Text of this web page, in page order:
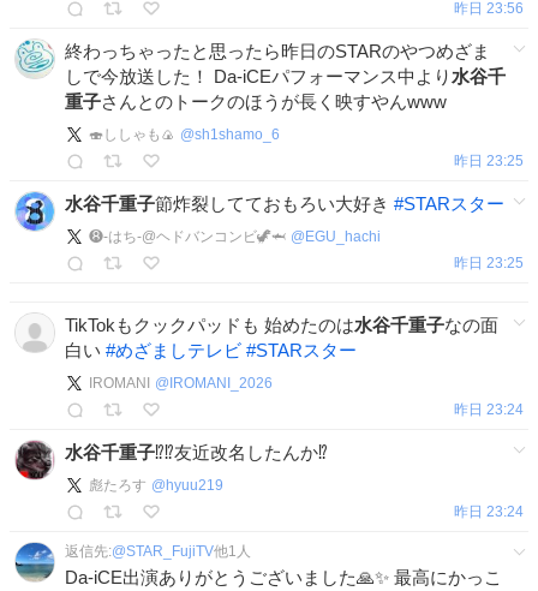
昨日 23:56
終わっちゃったと思ったら昨日のSTARのやつめざま
しで今放送した！ Da-iCEパフォーマンス中より 水谷千
重子さんとのトークのほうが長く映すやんwww
🍣ししゃも🍙 @sh1shamo_6
昨日 23:25
水谷千重子節炸裂してておもろい大好き #STARスター
❽-はち-@ヘドバンコンビ🦖🦈 @ EGU_hachi
昨日 23:25
TikTokもクックパッドも 始めたのは水谷千重子なの面
白い #めざましテレビ #STARスター
IROMANI @ IROMANI_2026
昨日 23:24
水谷千重子⁉️⁉️友近改名したんか⁉️
彪たろす @ hyuu219
昨日 23:24
返信先:@STAR_FujiTV他1 人
Da-iCE出演ありがとうございました🙏✨ 最高にかっこ